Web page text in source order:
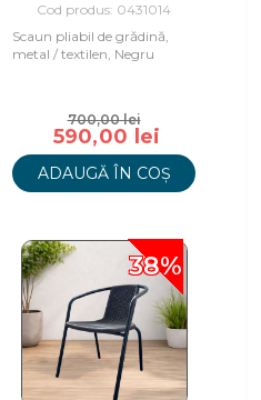
Cod produs: 0431014
Scaun pliabil de grădină,
metal / textilen, Negru
700,00 lei
590,00 lei
ADAUGĂ ÎN COȘ
38%